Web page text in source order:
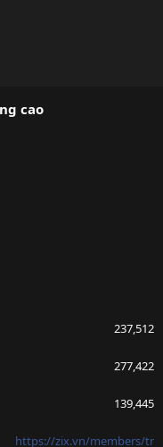
cao
237,512
277,422
139,445
https://zix.vn/members/tr